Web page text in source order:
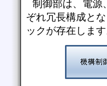
制御部は、電源
ぞれ冗長構成と
ックが存在します